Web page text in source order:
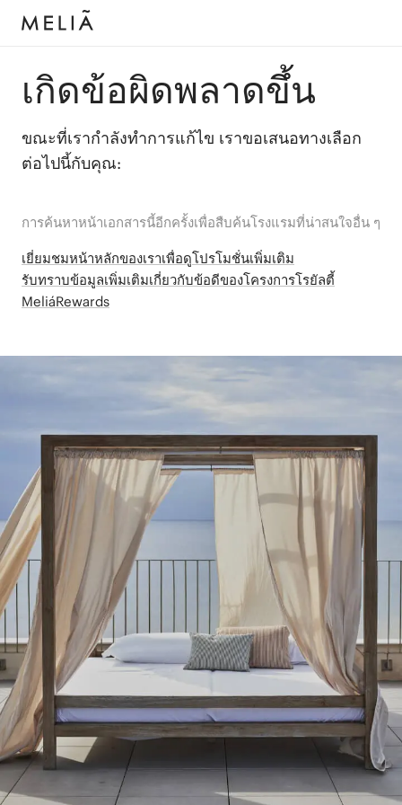
เกิดข้อผิดพลาดขึ้น
ขณะที่เรากำลังทำการแก้ไข เราขอเสนอทางเลือก
ต่อไปนี้กับคุณ:
การค้นหาหน้าเอกสารนี้อีกครั้งเพื่อสืบค้นโรงแรมที่น่าสนใจอื่น ๆ
เยี่ยมชมหน้าหลักของเราเพื่อดูโปรโมชั่นเพิ่มเติม
รับทราบข้อมูลเพิ่มเติมเกี่ยวกับข้อดีของโครงการโรยัลตี้
MeliáRewards